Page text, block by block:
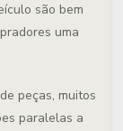
são bem
uma
peças, muitos
paralelas a